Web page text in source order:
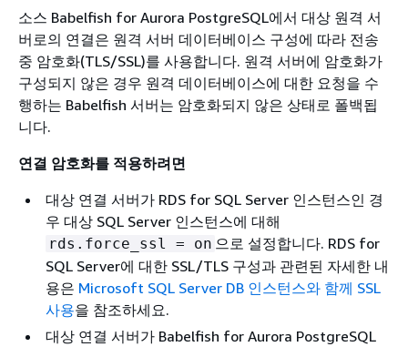
소스 Babelfish for Aurora PostgreSQL에서 대상 원격 서
버로의 연결은 원격 서버 데이터베이스 구성에 따라 전송
중 암호화(TLS/SSL)를 사용합니다. 원격 서버에 암호화가
구성되지 않은 경우 원격 데이터베이스에 대한 요청을 수
행하는 Babelfish 서버는 암호화되지 않은 상태로 폴백됩
니다.
연결 암호화를 적용하려면
대상 연결 서버가 RDS for SQL Server 인스턴스인 경
우 대상 SQL Server 인스턴스에 대해
rds.force_ssl = on 으로 설정합니다. RDS for
SQL Server에 대한 SSL/TLS 구성과 관련된 자세한 내
용은 Microsoft SQL Server DB 인스턴스와 함께 SSL
사용을 참조하세요.
대상 연결 서버가 Babelfish for Aurora PostgreSQL